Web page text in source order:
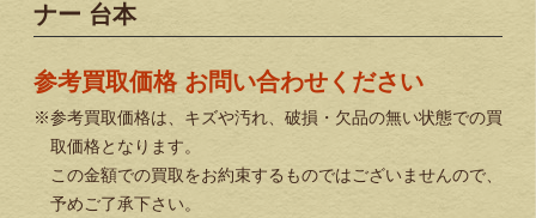
ナー 台本
参考買取価格 お問い合わせください
※参考買取価格は、キズや汚れ、破損・欠品の無い状態での買
取価格となります。
この金額での買取をお約束するものではございませんので、
予めご了承下さい。